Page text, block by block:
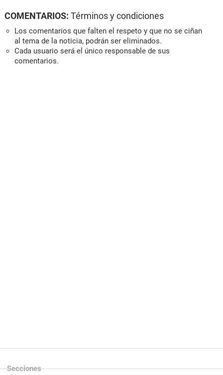
COMENTARIOS: Términos y condiciones
Los comentarios que falten el respeto y que no se ciñan
al tema de la noticia, podrán ser eliminados.
Cada usuario será el único responsable de sus
comentarios.
Secciones